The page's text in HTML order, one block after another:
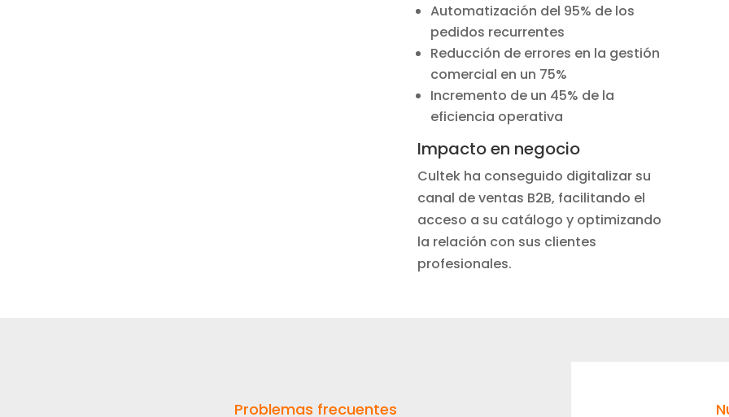
Automatización del 95% de los
pedidos recurrentes
Reducción de errores en la gestión
comercial en un 75%
Incremento de un 45% de la
eficiencia operativa
Impacto en negocio
Cultek ha conseguido digitalizar su
canal de ventas B2B, facilitando el
acceso a su catálogo y optimizando
la relación con sus clientes
profesionales.
Problemas frecuentes